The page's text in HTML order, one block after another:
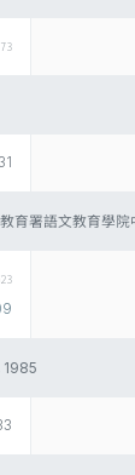
育署語文教育學院
1985